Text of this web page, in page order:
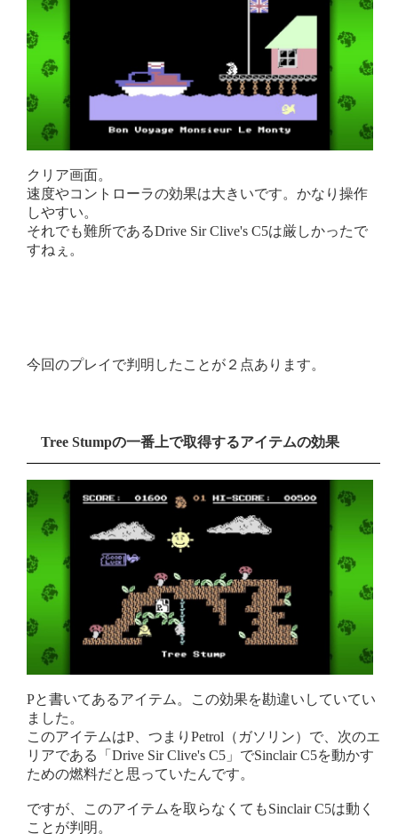
クリア画面。
速度やコントローラの効果は大きいです。かなり操作
しやすい。
それでも難所であるDrive Sir Clive's C5は厳しかったで
すねぇ。
今回のプレイで判明したことが２点あります。
Tree Stumpの一番上で取得するアイテムの効果
Pと書いてあるアイテム。この効果を勘違いしていてい
ました。
このアイテムはP、つまりPetrol（ガソリン）で、次のエ
リアである「Drive Sir Clive's C5」でSinclair C5を動かす
ための燃料だと思っていたんです。
ですが、このアイテムを取らなくてもSinclair C5は動く
ことが判明。